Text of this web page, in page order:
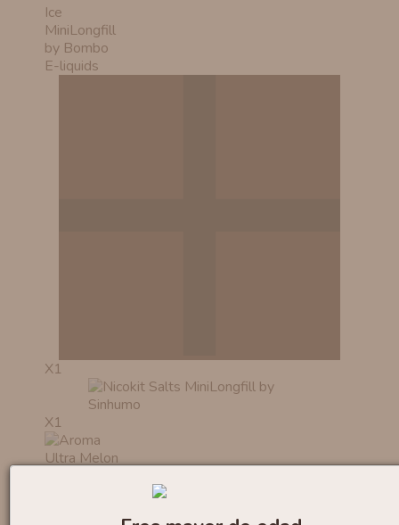
X1
X1